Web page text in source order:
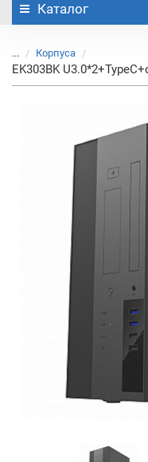
Каталог
... Корпуса
EK303BK